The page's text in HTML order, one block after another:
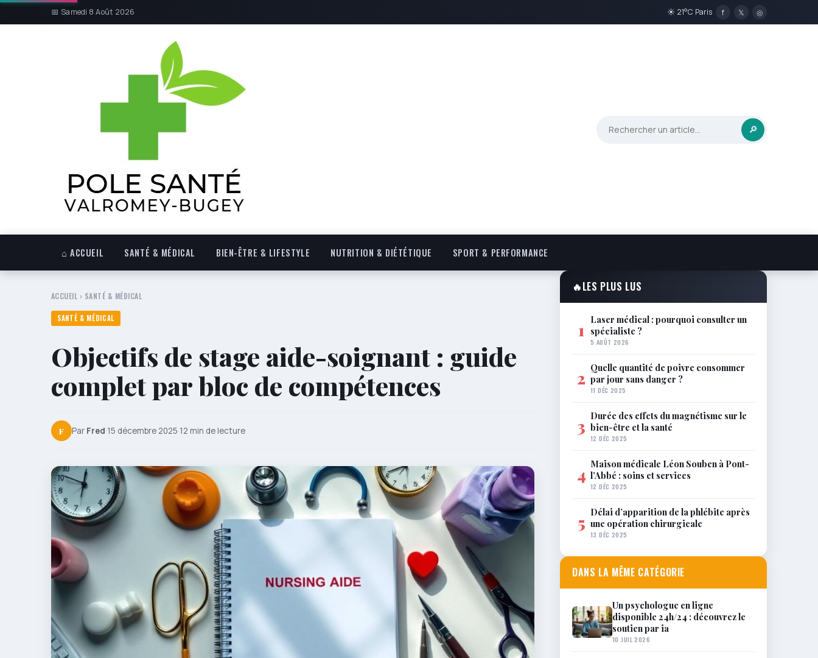
📅 Samedi 8 Août 2026 ☀ 21°C Paris f 𝕏 ◎
🔎
⌂ ACCUEIL SANTÉ & MÉDICAL BIEN-ÊTRE & LIFESTYLE NUTRITION & DIÉTÉTIQUE SPORT & PERFORMANCE
ACCUEIL › SANTÉ & MÉDICAL
SANTÉ & MÉDICAL
Objectifs de stage aide-soignant : guide
complet par bloc de compétences
F Par Fred·15 décembre 2025·12 min de lecture
🔥LES PLUS LUS
1 Laser médical : pourquoi consulter un
spécialiste ?
5 AOÛT 2026
2 Quelle quantité de poivre consommer
par jour sans danger ?
11 DÉC 2025
3 Durée des effets du magnétisme sur le
bien-être et la santé
12 DÉC 2025
4 Maison médicale Léon Souben à Pont-
l’Abbé : soins et services
12 DÉC 2025
5 Délai d’apparition de la phlébite après
une opération chirurgicale
13 DÉC 2025
DANS LA MÊME CATÉGORIE
Un psychologue en ligne
disponible 24h/24 : découvrez le
soutien par ia
10 JUIL 2026